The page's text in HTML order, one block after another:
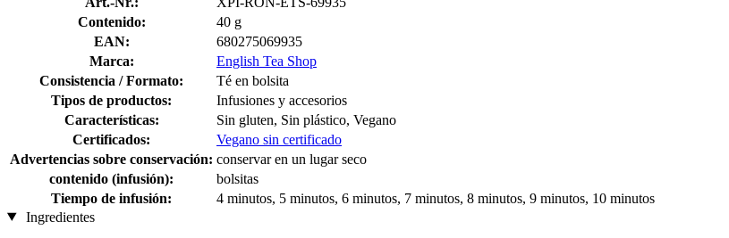
Contenido:
40 g
EAN:
680275069935
Marca:
English Tea Shop
Consistencia / Formato:
Té en bolsita
Tipos de productos:
Infusiones y accesorios
Características:
Sin gluten, Sin plástico, Vegano
Certificados:
Vegano sin certificado
Advertencias sobre conservación: conservar en un lugar seco
contenido (infusión):
bolsitas
Tiempo de infusión:
4 minutos, 5 minutos, 6 minutos, 7 minutos, 8 minutos, 9 minutos, 10 minutos
Ingredientes